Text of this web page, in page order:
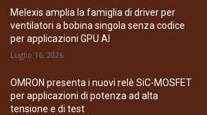
Melexis amplia la famiglia di driver per
ventilatori a bobina singola senza codice
per applicazioni GPU AI
Luglio 16, 2026
OMRON presenta i nuovi relè SiC-MOSFET
per applicazioni di potenza ad alta
tensione e di test